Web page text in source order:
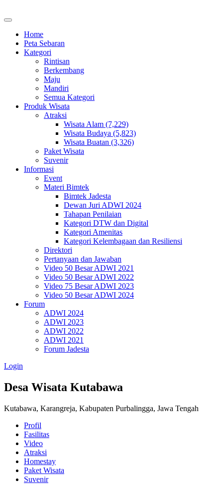
Home
Peta Sebaran
Kategori
Rintisan
Berkembang
Maju
Mandiri
Semua Kategori
Produk Wisata
Atraksi
Wisata Alam (7,229)
Wisata Budaya (5,823)
Wisata Buatan (3,326)
Paket Wisata
Suvenir
Informasi
Event
Materi Bimtek
Bimtek Jadesta
Dewan Juri ADWI 2024
Tahapan Penilaian
Kategori DTW dan Digital
Kategori Amenitas
Kategori Kelembagaan dan Resiliensi
Direktori
Pertanyaan dan Jawaban
Video 50 Besar ADWI 2021
Video 50 Besar ADWI 2022
Video 75 Besar ADWI 2023
Video 50 Besar ADWI 2024
Forum
ADWI 2024
ADWI 2023
ADWI 2022
ADWI 2021
Forum Jadesta
Login
Desa Wisata Kutabawa
Kutabawa, Karangreja, Kabupaten Purbalingga, Jawa Tengah
Profil
Fasilitas
Video
Atraksi
Homestay
Paket Wisata
Suvenir